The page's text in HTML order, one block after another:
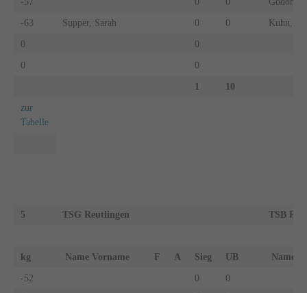
-63 Supper, Sarah 0 0 Kuhn,
0 0
0 0
1 10
zur
Tabelle
5 TSG Reutlingen TSB
kg Name Vorname F A Sieg UB Name
-52 0 0